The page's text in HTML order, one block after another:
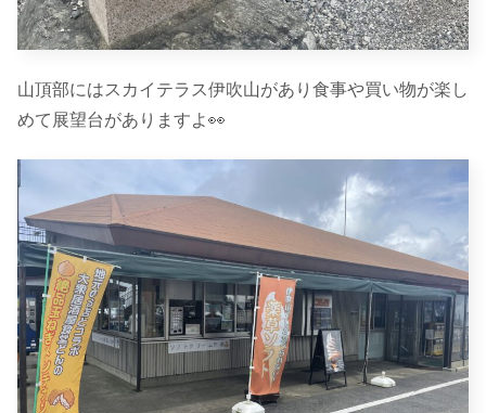
山頂部にはスカイテラス伊吹山があり食事や買い物が楽し
めて展望台がありますよ👀